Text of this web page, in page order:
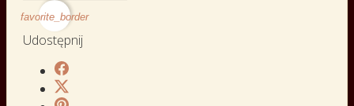
favorite_border
Udostępnij